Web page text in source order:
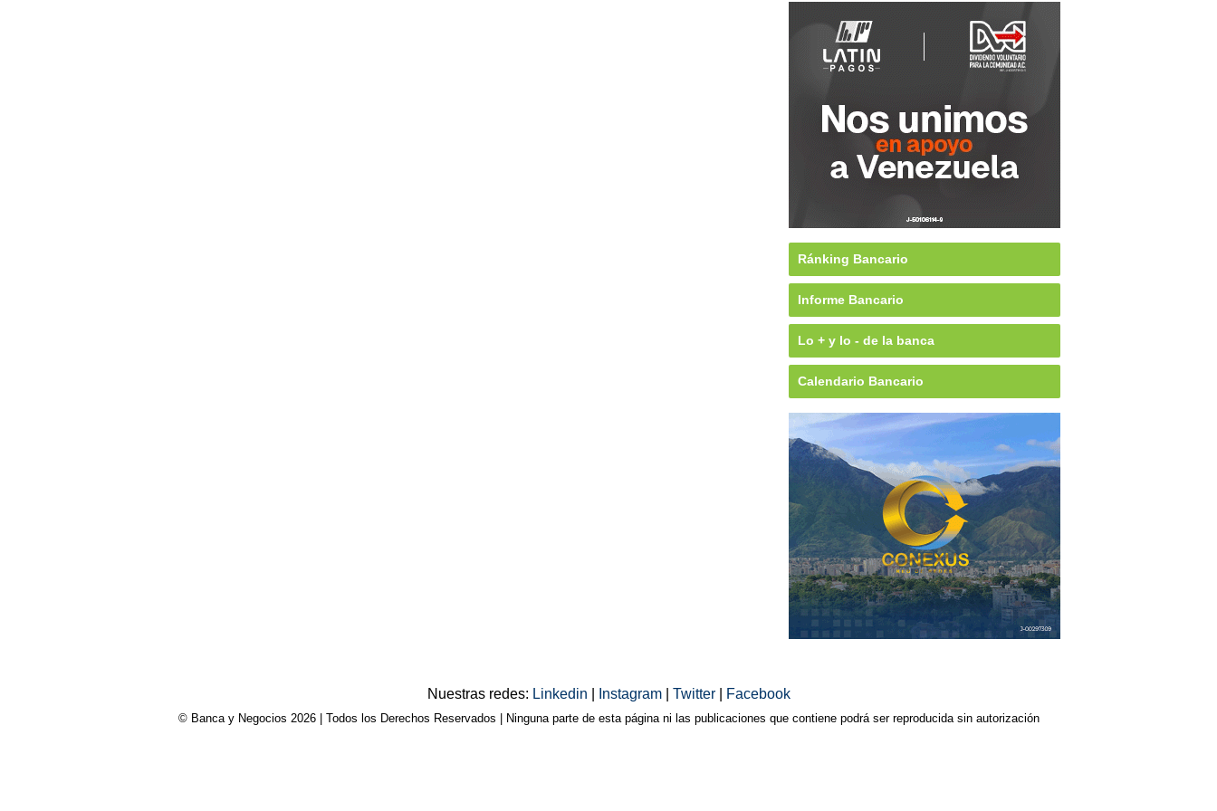
Ránking Bancario
Informe Bancario
Lo + y lo - de la banca
Calendario Bancario
Nuestras redes: Linkedin Instagram Twitter Facebook
© Banca y Negocios 2026 | Todos los Derechos Reservados | Ninguna parte de esta página ni las publicaciones que contiene podrá ser reproducida sin autorización